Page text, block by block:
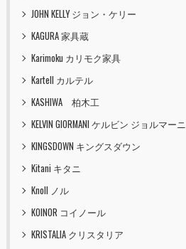
JOHN KELLY ジョン・ケリー
KAGURA 家具蔵
Karimoku カリモク家具
Kartell カルテル
KASHIWA 柏木工
KELVIN GIORMANI ケルビン ジョルマーニ
KINGSDOWN キングスダウン
Kitani キタニ
Knoll ノル
KOINOR コイノール
KRISTALIA クリスタリア